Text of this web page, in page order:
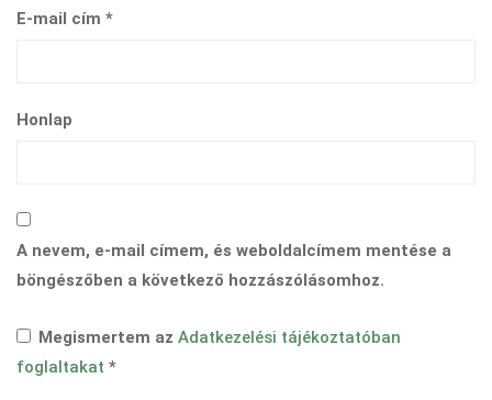
E-mail cím *
Honlap
A nevem, e-mail címem, és weboldalcímem mentése a
böngészőben a következő hozzászólásomhoz.
Megismertem az Adatkezelési tájékoztatóban
foglaltakat *